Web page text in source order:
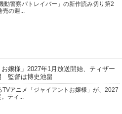
動警察パトレイバー」の新作読み切り第2
売の週...
お嬢様」2027年1月放送開始、ティザー
監督は博史池畠
TVアニメ「ジャイアントお嬢様」が、2027
ティ...